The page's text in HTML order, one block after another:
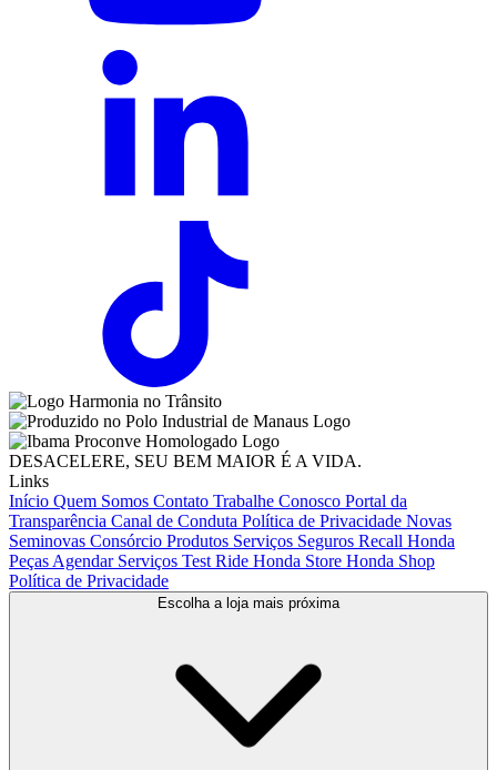
DESACELERE, SEU BEM MAIOR É A VIDA.
Links
Início Quem Somos Contato Trabalhe Conosco Portal da
Transparência Canal de Conduta Política de Privacidade Novas
Seminovas Consórcio Produtos Serviços Seguros Recall Honda
Peças Agendar Serviços Test Ride Honda Store Honda Shop
Política de Privacidade
Escolha a loja mais próxima